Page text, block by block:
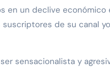
de su canal
sensacionalista y